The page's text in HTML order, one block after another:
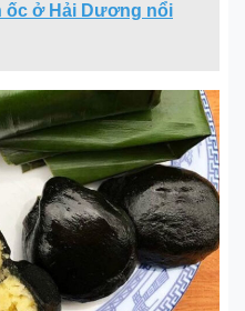
ốc ở Hải Dương nổi